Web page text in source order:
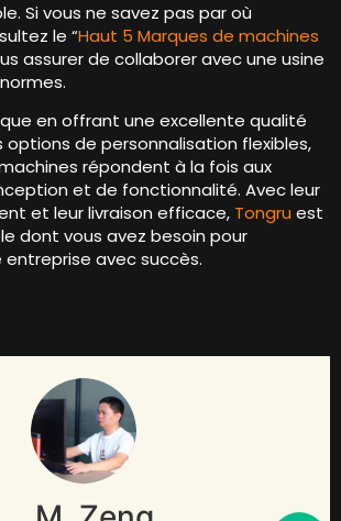
Si vous ne savez pas par où
le “Haut 5 Marques de machines
assurer de collaborer avec une usine
en offrant une excellente qualité
de personnalisation flexibles,
répondent à la fois aux
et de fonctionnalité. Avec leur
et leur livraison efficace, Tongru est
dont vous avez besoin pour
avec succès.